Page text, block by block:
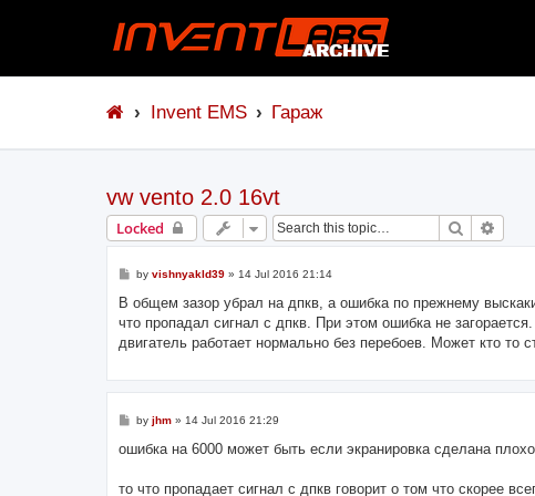
Invent EMS Гараж
vw vento 2.0 16vt
Locked Search
P
s
by vishnyakld39» 14 Jul 2016 21:14
В общем зазор убрал на дпкв, а ошибка по прежнему
что пропадал сигнал с дпкв. При этом ошибка не
двигатель работает нормально без перебоев. Может кто то
P
s
by jhm» 14 Jul 2016 21:29
ошибка на 6000 может быть если экранировка сделана
то что пропадает сигнал с дпкв говорит о том что скорее